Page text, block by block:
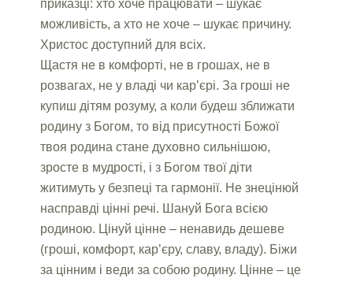
приказці: хто хоче працювати – шукає
можливість, а хто не хоче – шукає причину.
Христос доступний для всіх.
Щастя не в комфорті, не в грошах, не в
розвагах, не у владі чи кар’єрі. За гроші не
купиш дітям розуму, а коли будеш зближати
родину з Богом, то від присутності Божої
твоя родина стане духовно сильнішою,
зросте в мудрості, і з Богом твої діти
житимуть у безпеці та гармонії. Не знецінюй
насправді цінні речі. Шануй Бога всією
родиною. Цінуй цінне – ненавидь дешеве
(гроші, комфорт, кар’єру, славу, владу). Біжи
за цінним і веди за собою родину. Цінне – це